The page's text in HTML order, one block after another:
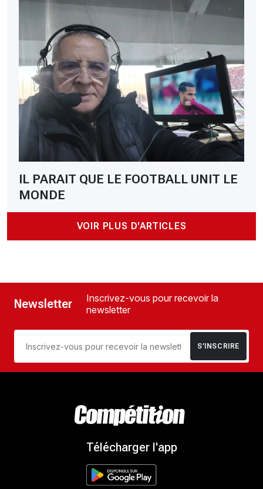
IL PARAIT QUE LE FOOTBALL UNIT LE
MONDE
VOIR PLUS D'ARTICLES
Newsletter
Inscrivez-vous pour recevoir la
newsletter
S’INSCRIRE
Télécharger l'app